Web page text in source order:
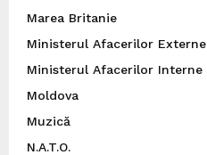
Marea Britanie
Ministerul Afacerilor Externe
Ministerul Afacerilor Interne
Moldova
Muzică
N.A.T.O.